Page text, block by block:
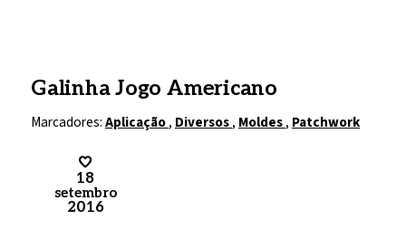
Galinha Jogo Americano
Marcadores:Aplicação, Diversos, Moldes, Patchwork
18
setembro
2016